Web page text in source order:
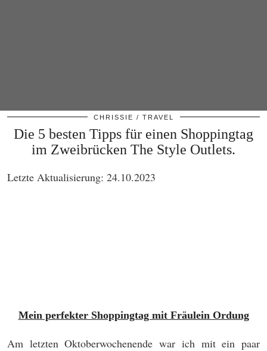
CHRISSIE TRAVEL
Die 5 besten Tipps für einen Shoppingtag
im Zweibrücken The Style Outlets.
Letzte Aktualisierung: 24.10.2023
Mein perfekter Shoppingtag mit Fräulein Ordung
Am letzten Oktoberwochenende war ich mit ein paar